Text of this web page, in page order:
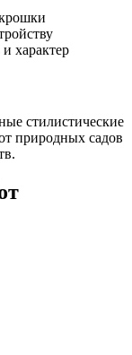
характер
стилистические
природных садов